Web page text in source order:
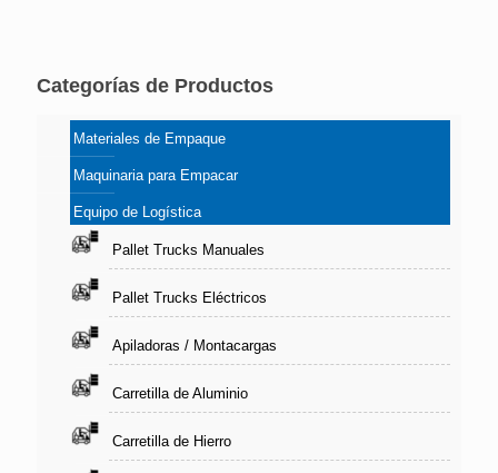
Categorías de Productos
Materiales de Empaque
Maquinaria para Empacar
Equipo de Logística
Pallet Trucks Manuales
Pallet Trucks Eléctricos
Apiladoras / Montacargas
Carretilla de Aluminio
Carretilla de Hierro